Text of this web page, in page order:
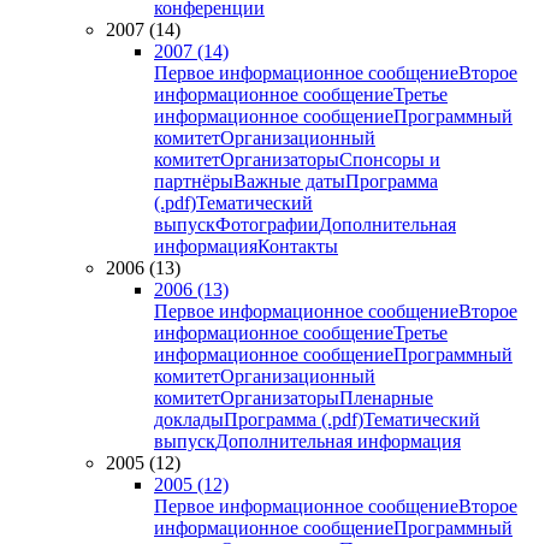
конференции
2007 (14)
2007 (14)
Первое информационное сообщениеВторое
информационное сообщениеТретье
информационное сообщениеПрограммный
комитетОрганизационный
комитетОрганизаторыСпонсоры и
партнёрыВажные датыПрограмма
(.pdf)Тематический
выпускФотографииДополнительная
информацияКонтакты
2006 (13)
2006 (13)
Первое информационное сообщениеВторое
информационное сообщениеТретье
информационное сообщениеПрограммный
комитетОрганизационный
комитетОрганизаторыПленарные
докладыПрограмма (.pdf)Тематический
выпускДополнительная информация
2005 (12)
2005 (12)
Первое информационное сообщениеВторое
информационное сообщениеПрограммный